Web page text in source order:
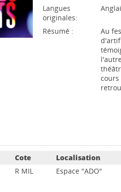
Langues
originales:
Résumé :
Au
Cote Localisation
R MIL Espace "ADO"